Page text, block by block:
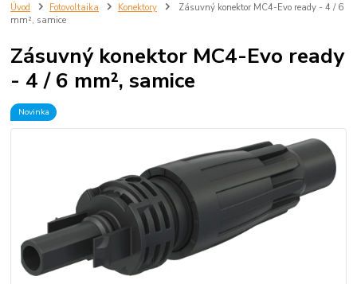
Úvod Fotovoltaika Konektory
Zásuvný konektor MC4-Evo ready - 4 / 6
mm², samice
Zásuvný konektor MC4-Evo ready
- 4 / 6 mm², samice
Novinka